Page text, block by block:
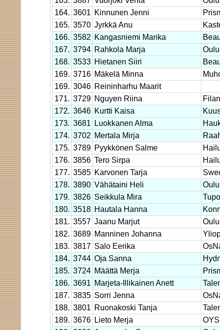
164. 3601 Kinnunen Jenni
165. 3570 Jyrkkä Anu
166. 3582 Kangasniemi Marika
167. 3794 Rahkola Marja
Oulu
168. 3533 Hietanen Siiri
169. 3716 Mäkelä Minna
169. 3046 Reininharhu Maarit
171. 3729 Nguyen Riina
172. 3646 Kurtti Kaisa
173. 3681 Luokkanen Alma
174. 3702 Mertala Mirja
175. 3789 Pyykkönen Salme
176. 3856 Tero Sirpa
177. 3585 Karvonen Tarja
178. 3890 Vähätaini Heli
Oulu
179. 3826 Seikkula Mira
180. 3518 Hautala Hanna
181. 3557 Jaanu Marjut
Oulu
182. 3689 Manninen Johanna
183. 3817 Salo Eerika
184. 3744 Oja Sanna
185. 3724 Määttä Merja
186. 3691 Marjeta-Illikainen Anett
187. 3835 Sorri Jenna
188. 3801 Ruonakoski Tanja
189. 3676 Lieto Merja